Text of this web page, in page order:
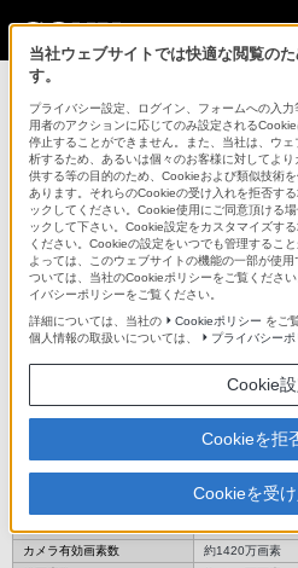
NEX-3K
主な仕様
仕様表
型式
レンズ交換式デ
ソニーEマウン
撮像素子
カメラ有効画素数
約1420万画素
当社ウェブサイトでは快適な閲覧の
す。
プライバシー設定、ログイン、フォームへの入
用者のアクションに応じてのみ設定される
停止することができません。また、当社は、ウ
析するため、あるいは個々のお客様に対してよ
供する等の目的のため、Cookieおよび類似技術
あります。それらのCookieの受け入れを拒否す
ックしてください。Cookie使用にご同意頂ける
ックして下さい。Cookie設定をカスタマイズす
ください。Cookieの設定をいつでも管理するこ
よっては、このウェブサイトの機能の一部が使
ついては、当社のCookieポリシーをご覧くださ
イバシーポリシーをご覧ください。
詳細については、当社の
Cookieポリシー をご
個人情報の取扱いについては、
プライバシーポ
Cookie
Cookieを拒
Cookieを受